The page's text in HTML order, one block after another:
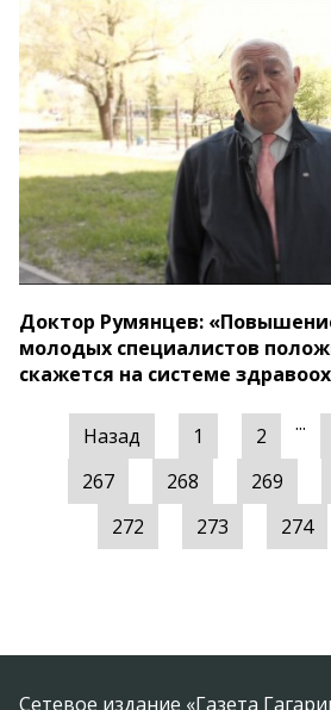
Доктор Румянцев:
молодых специалистов
скажется на системе
Назад 1 2 ...
267
268 269
272
273 274
Сетевое издание «Газета